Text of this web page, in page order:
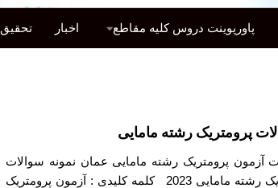
پاورپوینت دروس کلیه مقاطع اخبار تحقیق
پرومتریک رشته مامایی
آزمون پرومتریک رشته مامایی عمان نمونه سوالات
پکیج آزمون پرومتریک رشته مامایی 2023 کلمه کلیدی : آزمون پرومتریک